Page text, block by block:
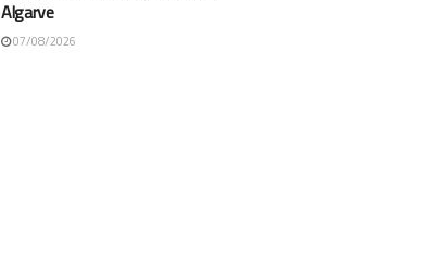
Algarve
07/08/2026